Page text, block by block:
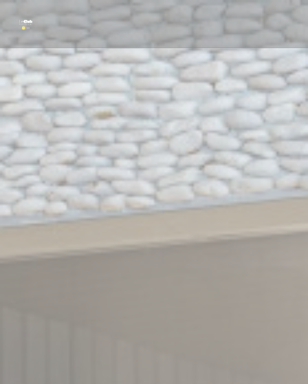
クッキー利用の管理について